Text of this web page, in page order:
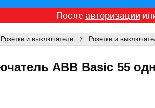
После авторизации
Розетки и выключатели Розетки и
ABB Basic 55